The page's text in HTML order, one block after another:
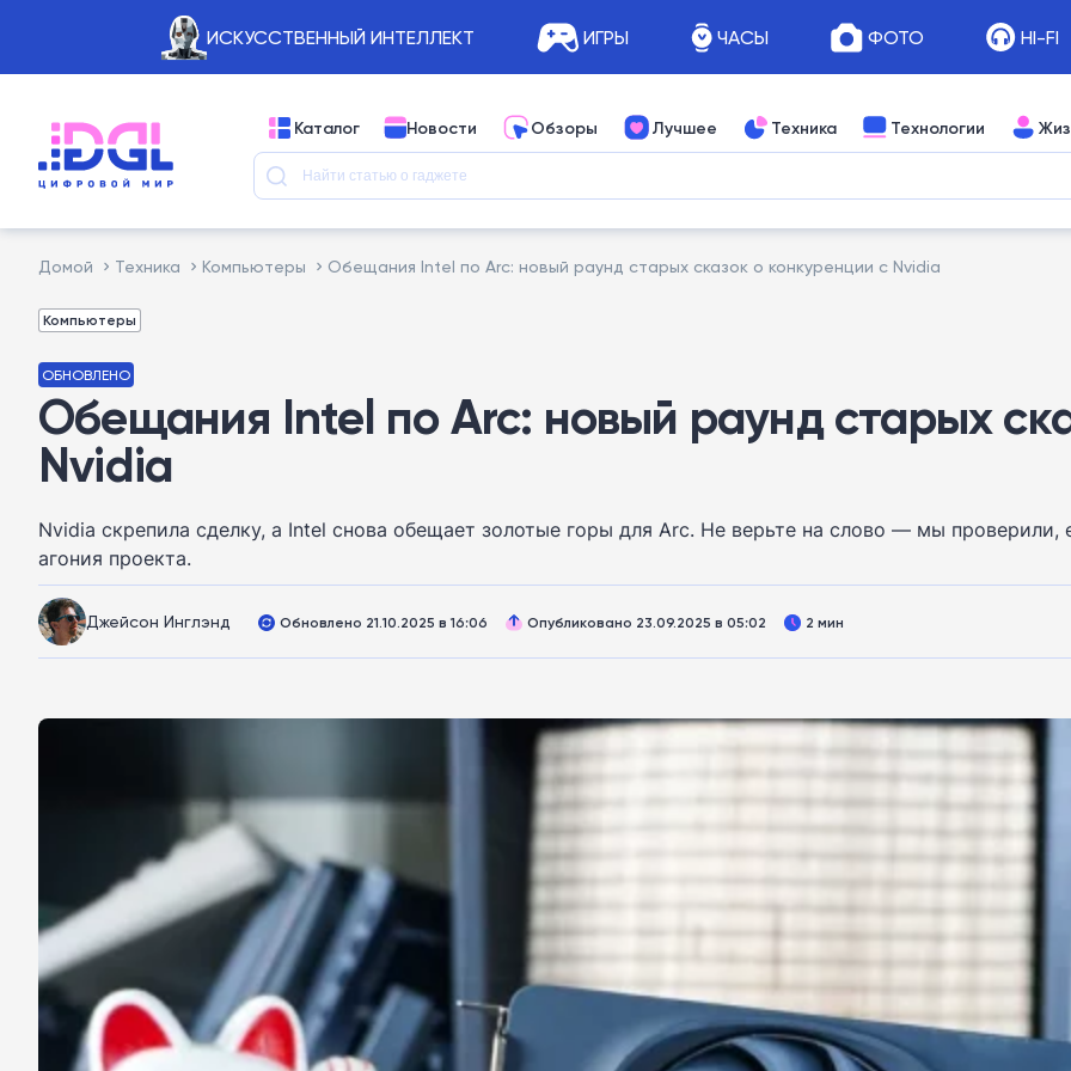
ИСКУССТВЕННЫЙ ИНТЕЛЛЕКТ ИГРЫ ЧАСЫ ФОТО HI-FI
Каталог Новости Обзоры Лучшее Техника Технологии
Домой Техника Компьютеры Обещания Intel по Arc: новый раунд старых сказок о конкуренции с Nvidia
Компьютеры
ОБНОВЛЕНО
Обещания Intel по Arc: новый раунд старых
Nvidia
Nvidia скрепила сделку, а Intel снова обещает золотые горы для Arc. Не верьте на слово — мы
агония проекта.
Джейсон Инглэнд Обновлено 21.10.2025 в 16:06 Опубликовано 23.09.2025 в 05:02 2 мин